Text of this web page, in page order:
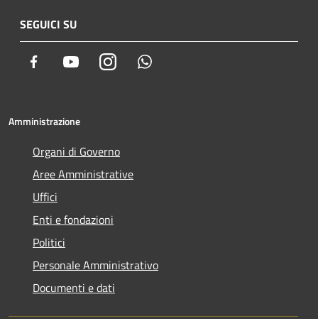
SEGUICI SU
Facebook YoutubeInstagram
Amministrazione
Organi di Governo
Aree Amministrative
Uffici
Enti e fondazioni
Politici
Personale Amministrativo
Documenti e dati